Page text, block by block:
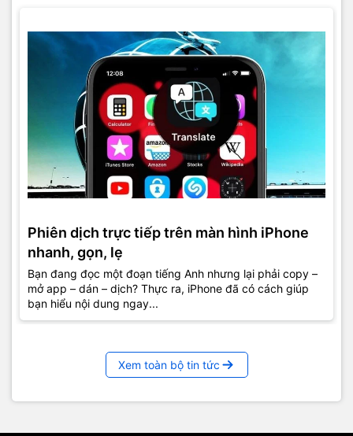
Phiên dịch trực tiếp trên màn hình iPhone
nhanh, gọn, lẹ
Bạn đang đọc một đoạn tiếng Anh nhưng lại phải copy –
mở app – dán – dịch? Thực ra, iPhone đã có cách giúp
bạn hiểu nội dung ngay...
Xem toàn bộ tin tức